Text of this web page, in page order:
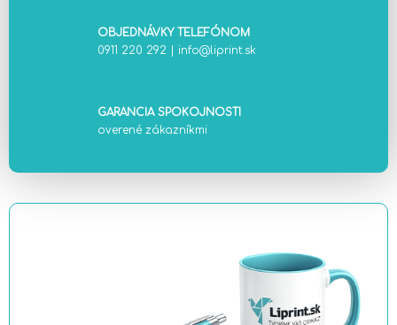
OBJEDNÁVKY TELEFÓNOM
0911 220 292
info@liprint.sk
GARANCIA SPOKOJNOSTI
overené zákazníkmi